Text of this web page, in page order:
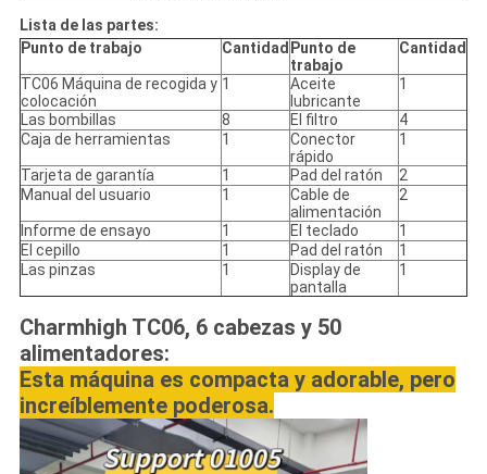
Lista de las partes:
Punto de trabajo
Cantidad Punto de
trabajo
Cantidad
TC06 Máquina de recogida y
colocación
1
Aceite
lubricante
1
Las bombillas 8 El filtro
4
Caja de herramientas
1
Conector
rápido
1
Tarjeta de garantía 1 Pad del ratón
2
Manual del usuario
1
Cable de
alimentación
2
Informe de ensayo 1 El teclado
1
El cepillo
1 Pad del ratón
1
Las pinzas
1
Display de
pantalla
1
Charmhigh TC06, 6 cabezas y 50
alimentadores:
Esta máquina es compacta y adorable, pero
increíblemente poderosa.